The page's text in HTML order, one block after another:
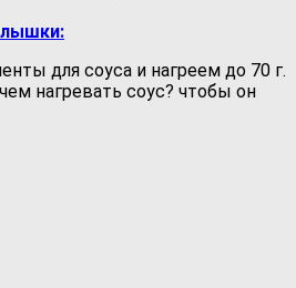
для соуса и нагреем до 70 г.
нагревать соус? чтобы он